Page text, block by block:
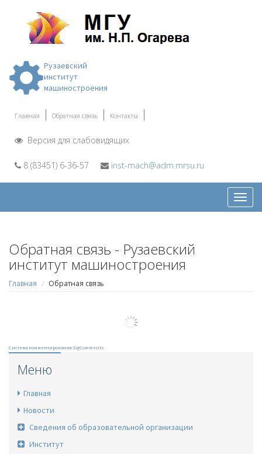
Рузаевский
институт
машиностроения
Главная Обратная связь Контакты
Версия для слабовидящих
8 (83451) 6-36-57 inst-mach@adm.mrsu.ru
меню
Обратная связь - Рузаевский
институт машиностроения
Главная Обратная связь
Система комментирования SigComments
Меню
Главная
Новости
Сведения об образовательной организации
Институт